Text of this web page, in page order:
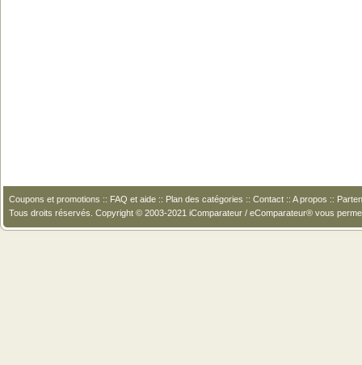
Coupons et promotions :: FAQ et aide :: Plan des catégories :: Contact :: A propos ::
Tous droits réservés. Copyright © 2003-2021 iComparateur / eComparateur® vous